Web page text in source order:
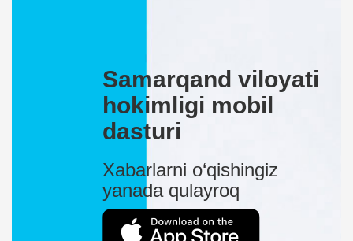
Samarqand viloyati
hokimligi mobil
dasturi
Xabarlarni o‘qishingiz
yanada qulayroq